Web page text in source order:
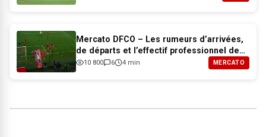
Mercato DFCO – Les rumeurs d’arrivées,
de départs et l’effectif professionnel de
Dijon pour 2026-2027
10 800 6 4 min MERCATO